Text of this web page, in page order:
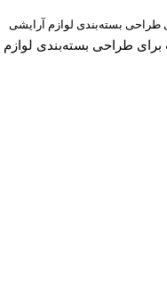
طراحی بسته‌بندی لوازم